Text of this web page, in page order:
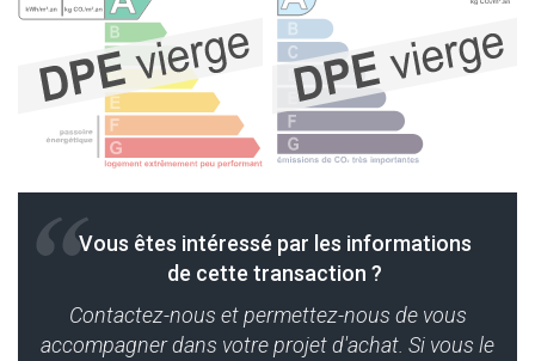
Vous êtes intéressé par les informations
de cette transaction ?
Contactez-nous et permettez-nous de vous
accompagner dans votre projet d'achat. Si vous le